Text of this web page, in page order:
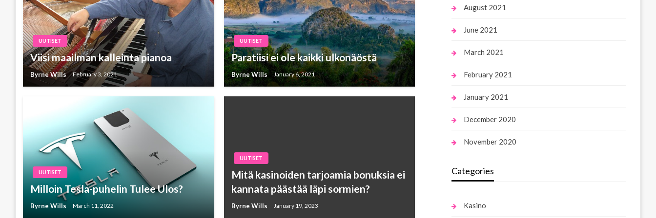
UUTISET
Viisi maailman kalleinta pianoa
Byrne Wills February 3, 2021
UUTISET
Paratiisi ei ole kaikki ulkonäöstä
Byrne Wills January 6, 2021
UUTISET
Milloin Tesla-puhelin Tulee Ulos?
Byrne Wills March 11, 2022
UUTISET
Mitä kasinoiden tarjoamia bonuksia ei
kannata päästää läpi sormien?
Byrne Wills January 19, 2023
August 2021
June 2021
March 2021
February 2021
January 2021
December 2020
November 2020
Categories
Kasino